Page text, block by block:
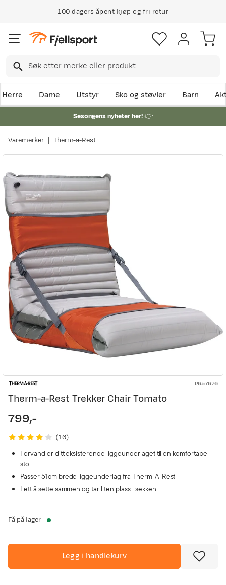
100 dagers åpent kjøp og fri retur
Herre Dame Utstyr Sko og støvler Barn
Sesongens nyheter her!👉
Varemerker Therm-a-Rest
P657676
Therm-a-Rest Trekker Chair Tomato
price
799,-
(16)
Forvandler ditt eksisterende liggeunderlaget til en komfortabel
stol
Passer 51cm brede liggeunderlag fra Therm-A-Rest
Lett å sette sammen og tar liten plass i sekken
Få på lager
Legg i handlekurv